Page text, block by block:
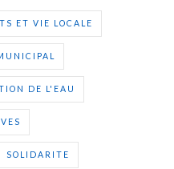
ET VIE LOCALE
DE L'EAU
SOLIDARITE